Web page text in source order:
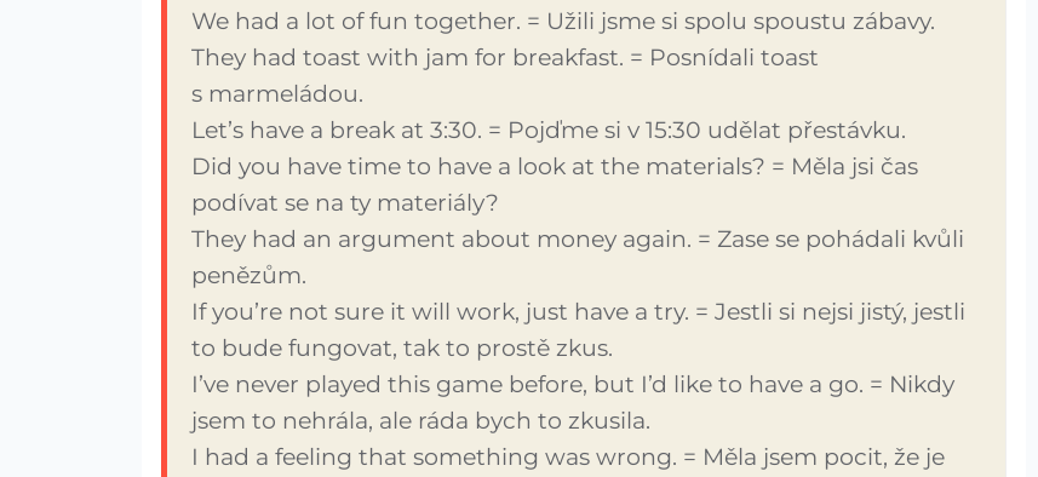
We had a lot of fun together. = Užili jsme si spolu spoustu zábavy.
They had toast with jam for breakfast. = Posnídali toast
s marmeládou.
Let’s have a break at 3:30. = Pojďme si v 15:30 udělat přestávku.
Did you have time to have a look at the materials? = Měla jsi čas
podívat se na ty materiály?
They had an argument about money again. = Zase se pohádali kvůli
penězům.
If you’re not sure it will work, just have a try. = Jestli si nejsi jistý, jestli
to bude fungovat, tak to prostě zkus.
I’ve never played this game before, but I’d like to have a go. = Nikdy
jsem to nehrála, ale ráda bych to zkusila.
I had a feeling that something was wrong. = Měla jsem pocit, že je